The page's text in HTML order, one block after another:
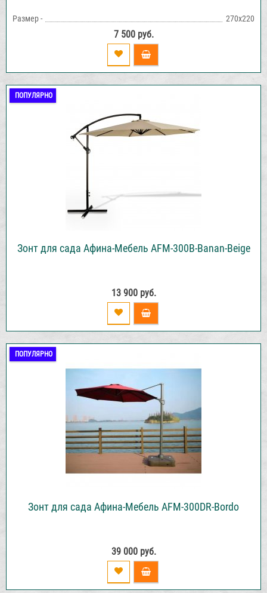
Размер - 270х220
7 500 руб.
ПОПУЛЯРНО
Зонт для сада Афина-Мебель AFM-300B-Banan-Beige
13 900 руб.
ПОПУЛЯРНО
Зонт для сада Афина-Мебель AFM-300DR-Bordo
39 000 руб.